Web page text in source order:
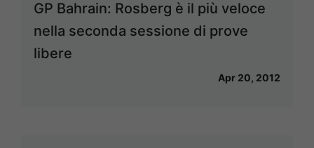
GP Bahrain: Rosberg è il più veloce
nella seconda sessione di prove
libere
Apr 20, 2012